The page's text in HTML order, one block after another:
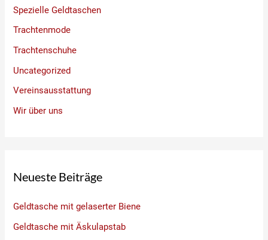
Spezielle Geldtaschen
Trachtenmode
Trachtenschuhe
Uncategorized
Vereinsausstattung
Wir über uns
Neueste Beiträge
Geldtasche mit gelaserter Biene
Geldtasche mit Äskulapstab